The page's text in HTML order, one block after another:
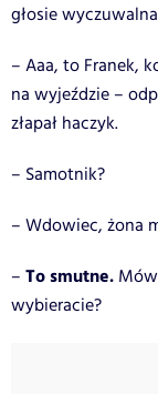
głosie
– Aaa, to Franek,
na wyjeździe –
złapał haczyk.
– Samotnik?
– Wdowiec, żona
– To smutne.
wybieracie?